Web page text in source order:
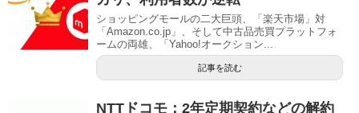
ショッピングモールの二大巨頭、「楽天市場」対
「Amazon.co.jp」、そして中古品売買プラットフォ
ームの両雄、「Yahoo!オークション...
記事を読む
NTTドコモ：2年定期契約などの解約